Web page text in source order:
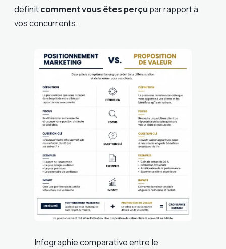
définitcomment vous êtes perçu par rapport à
vos concurrents.
Infographie comparative entre le